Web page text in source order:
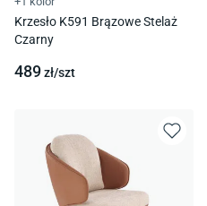
Krzesło K591 Brązowe Stelaż
Czarny
489zł/szt